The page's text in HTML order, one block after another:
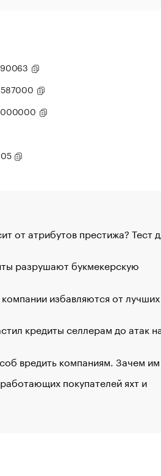
от атрибутов престижа? Тест
разрушают букмекерскую
избавляются от лучших
кредиты селлерам до атак
вредить компаниям. Зачем
покупателей яхт и